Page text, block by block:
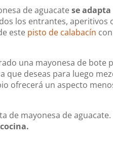
de aguacatese adapta
los entrantes, aperitivos
este pisto de calabacín
una mayonesa de bote
deseas para luego
ofrecerá un aspecto
de mayonesa de